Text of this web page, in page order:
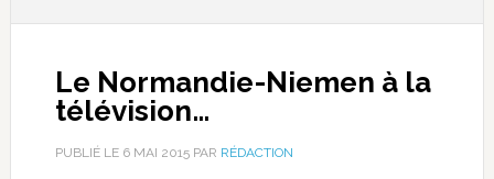
Le Normandie-Niemen à la
télévision…
PUBLIÉ LE 6 MAI 2015PAR RÉDACTION